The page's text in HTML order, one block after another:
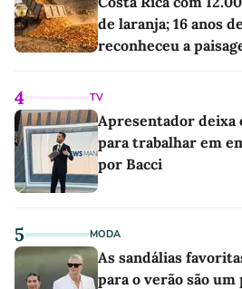
de laranja; 16 anos
reconheceu a
4 TV
Apresentador deixa
para trabalhar em
por Bacci
5 MODA
As sandálias
para o verão são